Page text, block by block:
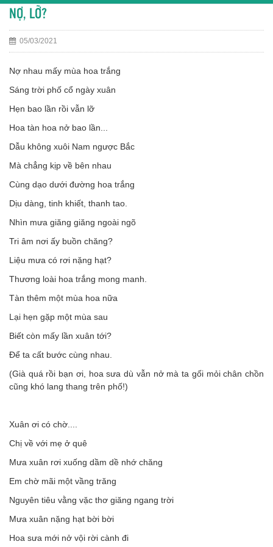
NỢ, LỠ?
05/03/2021
Nợ nhau mấy mùa hoa trắng
Sáng trời phố cổ ngày xuân
Hẹn bao lần rồi vẫn lỡ
Hoa tàn hoa nở bao lần...
Dẫu không xuôi Nam ngược Bắc
Mà chẳng kịp về bên nhau
Cùng dạo dưới đường hoa trắng
Dịu dàng, tinh khiết, thanh tao.
Nhìn mưa giăng giăng ngoài ngõ
Tri âm nơi ấy buồn chăng?
Liệu mưa có rơi nặng hạt?
Thương loài hoa trắng mong manh.
Tàn thêm một mùa hoa nữa
Lại hẹn gặp một mùa sau
Biết còn mấy lần xuân tới?
Để ta cất bước cùng nhau.
(Già quá rồi bạn ơi, hoa sưa dù vẫn nở mà ta gối mỏi chân chồn
cũng khó lang thang trên phố!)
Xuân ơi có chờ....
Chị về với mẹ ở quê
Mưa xuân rơi xuống dầm dề nhớ chăng
Em chờ mãi một vầng trăng
Nguyên tiêu vằng vặc thơ giăng ngang trời
Mưa xuân nặng hạt bời bời
Hoa sưa mới nở vội rời cành đi